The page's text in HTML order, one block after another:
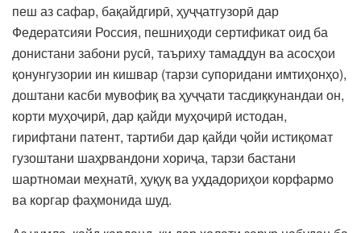
пеш аз сафар, бақайдгирӣ, ҳуҷҷатгузорӣ дар
Федератсияи Россия, пешниҳоди сертификат оид ба
донистани забони русӣ, таъриху тамаддун ва асосҳои
қонунгузории ин кишвар (тарзи супоридани имтиҳонҳо),
доштани касби мувофиқ ва ҳуҷҷати тасдиқкунандаи он,
корти муҳоҷирӣ, дар қайди муҳоҷирӣ истодан,
гирифтани патент, тартиби дар қайди ҷойи истиқомат
гузоштани шаҳрвандони хориҷа, тарзи бастани
шартномаи меҳнатӣ, ҳуқуқ ва уҳдадориҳои корфармо
ва коргар фаҳмонида шуд.